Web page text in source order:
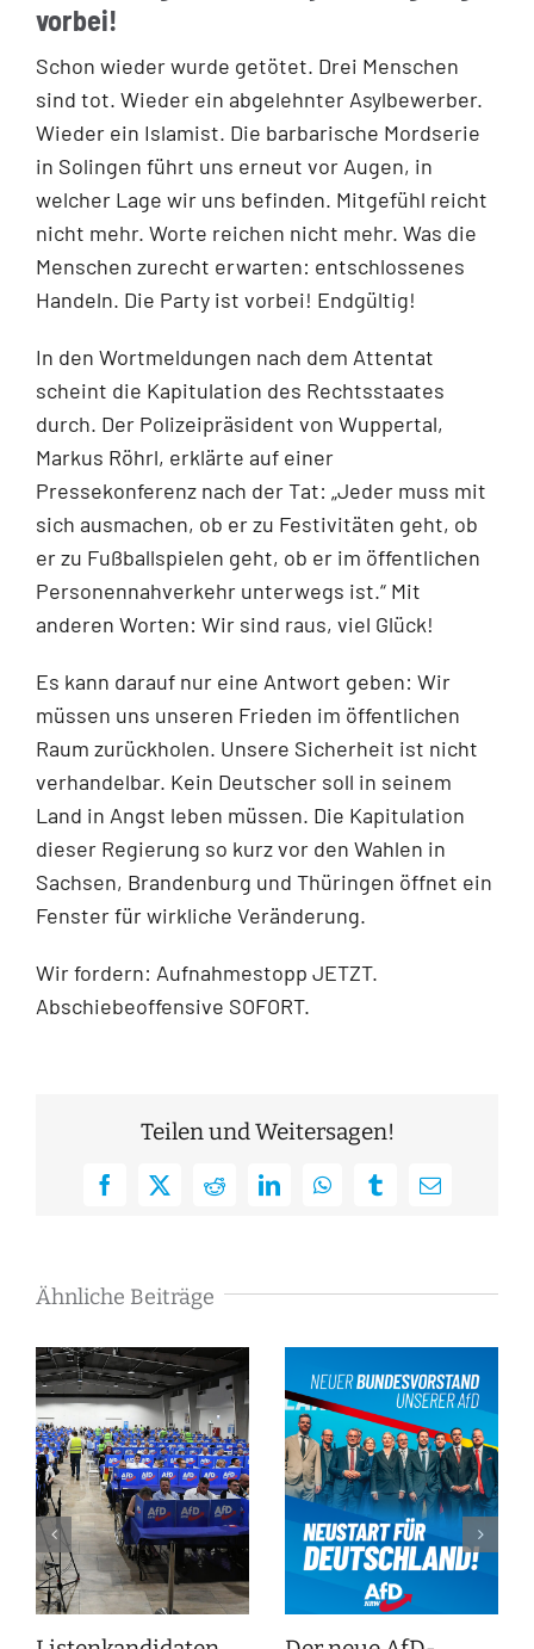
vorbei!
Schon wieder wurde getötet. Drei Menschen
sind tot. Wieder ein abgelehnter Asylbewerber.
Wieder ein Islamist. Die barbarische Mordserie
in Solingen führt uns erneut vor Augen, in
welcher Lage wir uns befinden. Mitgefühl reicht
nicht mehr. Worte reichen nicht mehr. Was die
Menschen zurecht erwarten: entschlossenes
Handeln. Die Party ist vorbei! Endgültig!
In den Wortmeldungen nach dem Attentat
scheint die Kapitulation des Rechtsstaates
durch. Der Polizeipräsident von Wuppertal,
Markus Röhrl, erklärte auf einer
Pressekonferenz nach der Tat: „Jeder muss mit
sich ausmachen, ob er zu Festivitäten geht, ob
er zu Fußballspielen geht, ob er im öffentlichen
Personennahverkehr unterwegs ist.“ Mit
anderen Worten: Wir sind raus, viel Glück!
Es kann darauf nur eine Antwort geben: Wir
müssen uns unseren Frieden im öffentlichen
Raum zurückholen. Unsere Sicherheit ist nicht
verhandelbar. Kein Deutscher soll in seinem
Land in Angst leben müssen. Die Kapitulation
dieser Regierung so kurz vor den Wahlen in
Sachsen, Brandenburg und Thüringen öffnet ein
Fenster für wirkliche Veränderung.
Wir fordern: Aufnahmestopp JETZT.
Abschiebeoffensive SOFORT.
Teilen und Weitersagen!
Facebook
X RedditLinkedInWhatsAppTumblrE-
Ähnliche Beiträge